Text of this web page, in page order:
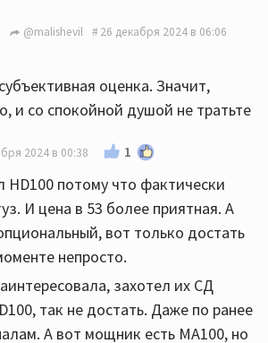
@malishevil 26 декабря 2024 в 06:06
оценка. Значит,
и со спокойной душой не тратьте
2024 в 00:38 1
HD100 потому что фактически
И цена в 53 более приятная. А
вот только достать
непросто.
захотел их СД
так не достать. Даже по ранее
А вот мощник есть МА100, но